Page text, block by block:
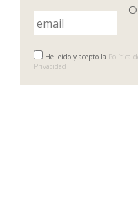
He leído y acepto la Política
Privacidad